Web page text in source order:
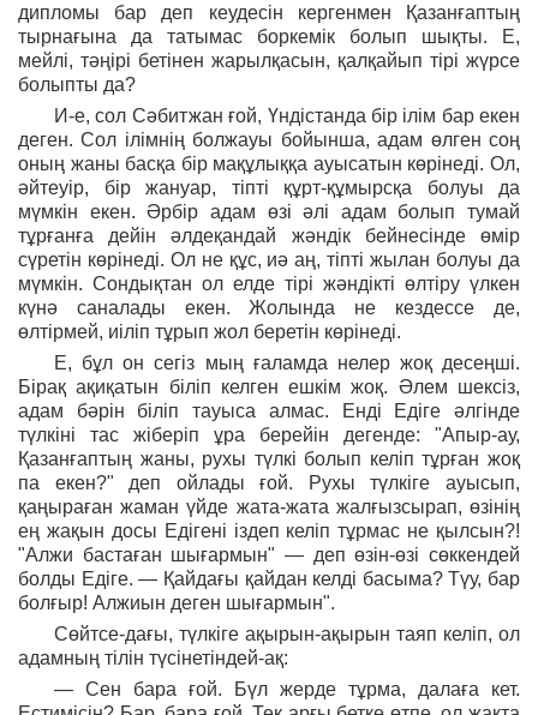
дипломы бар деп кеудесін кергенмен Қазанғаптың
тырнағына да татымас боркемік болып шықты. Е,
мейлі, тәңірі бетінен жарылқасын, қалқайып тірі жүрсе
болыпты да?
И-е, сол Сәбитжан ғой, Үндістанда бір ілім бар екен
деген. Сол ілімнің болжауы бойынша, адам өлген соң
оның жаны басқа бір мақұлыққа ауысатын көрінеді. Ол,
әйтеуір, бір жануар, тіпті құрт-құмырсқа болуы да
мүмкін екен. Әрбір адам өзі әлі адам болып тумай
тұрғанға дейін әлдеқандай жәндік бейнесінде өмір
сүретін көрінеді. Ол не құс, иә аң, тіпті жылан болуы да
мүмкін. Сондықтан ол елде тірі жәндікті өлтіру үлкен
күнә саналады екен. Жолында не кездессе де,
өлтірмей, иіліп тұрып жол беретін көрінеді.
Е, бұл он сегіз мың ғаламда нелер жоқ десеңші.
Бірақ ақиқатын біліп келген ешкім жоқ. Әлем шексіз,
адам бәрін біліп тауыса алмас. Енді Едіге әлгінде
түлкіні тас жіберіп ұра берейін дегенде: "Апыр-ау,
Қазанғаптың жаны, рухы түлкі болып келіп тұрған жоқ
па екен?" деп ойлады ғой. Рухы түлкіге ауысып,
қаңыраған жаман үйде жата-жата жалғызсырап, өзінің
ең жақын досы Едігені іздеп келіп тұрмас не қылсын?!
"Алжи бастаған шығармын" — деп өзін-өзі сөккендей
болды Едіге. — Қайдағы қайдан келді басыма? Түу, бар
болғыр! Алжиын деген шығармын".
Сөйтсе-дағы, түлкіге ақырын-ақырын таяп келіп, ол
адамның тілін түсінетіндей-ақ:
— Сен бара ғой. Бүл жерде тұрма, далаға кет.